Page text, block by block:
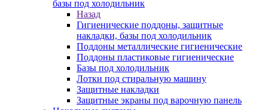
базы под холодильник
Назад
Гигиенические поддоны, защитные
накладки, базы под холодильник
Поддоны металлические гигиенические
Поддоны пластиковые гигиенические
Базы под холодильник
Лотки под стиральную машину
Защитные накладки
Защитные экраны под варочную панель